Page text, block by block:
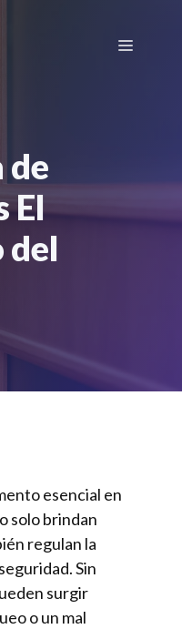
Menú
El
del
esencial en
solo brindan
regulan la
Sin
surgir
o un mal